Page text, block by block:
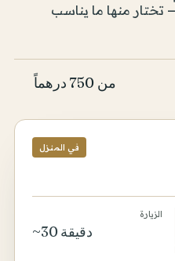
— تختار منها ما يناسب
من 750 درهماً
في المنزل
الزيارة
~30 دقيقة